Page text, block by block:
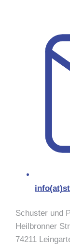
Schuster und
Heilbronner
74211